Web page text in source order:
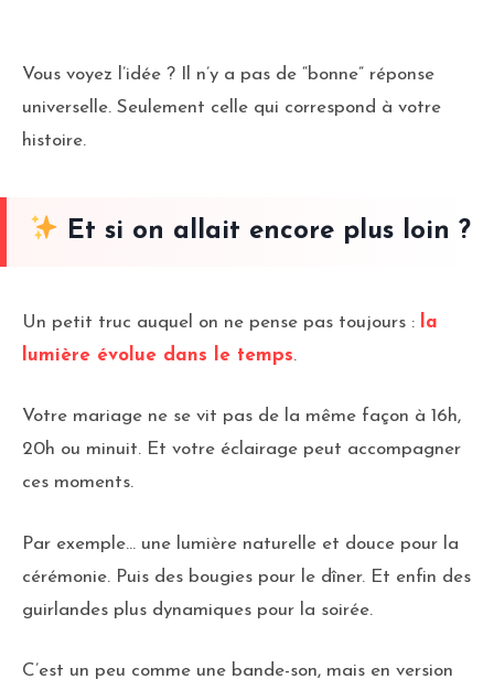
Vous voyez l’idée ? Il n’y a pas de “bonne” réponse
universelle. Seulement celle qui correspond à votre
histoire.
Et si on allait encore plus loin ?
Un petit truc auquel on ne pense pas toujours :
la
lumière évolue dans le temps.
Votre mariage ne se vit pas de la même façon à 16h,
20h ou minuit. Et votre éclairage peut accompagner
ces moments.
Par exemple… une lumière naturelle et douce pour la
cérémonie. Puis des bougies pour le dîner. Et enfin des
guirlandes plus dynamiques pour la soirée.
C’est un peu comme une bande-son, mais en version